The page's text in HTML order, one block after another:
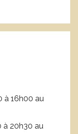
à 16h00 au
à 20h30 au